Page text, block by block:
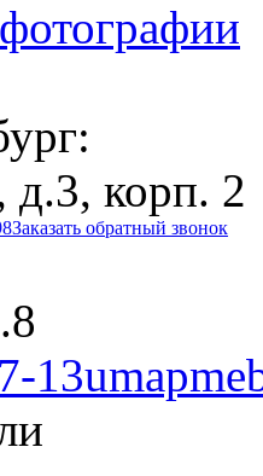
д.3, корп. 2
Заказать обратный звонок
13